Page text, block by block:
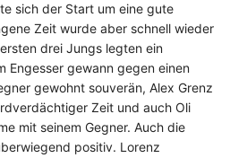
sich der Start um eine gute
Zeit wurde aber schnell wieder
drei Jungs legten ein
Engesser gewann gegen einen
gewohnt souverän, Alex Grenz
Zeit und auch Oli
mit seinem Gegner. Auch die
positiv. Lorenz